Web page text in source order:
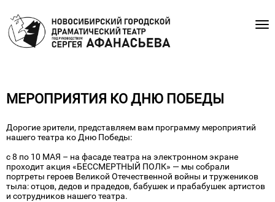
МЕРОПРИЯТИЯ КО ДНЮ ПОБЕДЫ
Дорогие зрители, представляем вам программу мероприятий
нашего театра ко Дню Победы:
с 8 по 10 МАЯ – на фасаде театра на электронном экране
проходит акция «БЕССМЕРТНЫЙ ПОЛК» — мы собрали
портреты героев Великой Отечественной войны и тружеников
тыла: отцов, дедов и прадедов, бабушек и прабабушек артистов
и сотрудников нашего театра.